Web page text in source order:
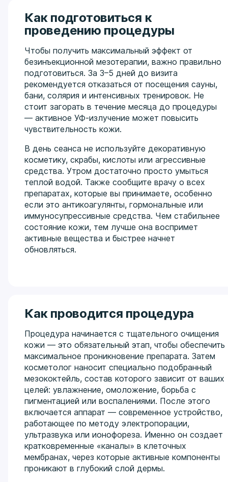
Как подготовиться к
проведению процедуры
Чтобы получить максимальный эффект от
безинъекционной мезотерапии, важно правильно
подготовиться. За 3–5 дней до визита
рекомендуется отказаться от посещения сауны,
бани, солярия и интенсивных тренировок. Не
стоит загорать в течение месяца до процедуры
— активное УФ-излучение может повысить
чувствительность кожи.
В день сеанса не используйте декоративную
косметику, скрабы, кислоты или агрессивные
средства. Утром достаточно просто умыться
теплой водой. Также сообщите врачу о всех
препаратах, которые вы принимаете, особенно
если это антикоагулянты, гормональные или
иммуносупрессивные средства. Чем стабильнее
состояние кожи, тем лучше она воспримет
активные вещества и быстрее начнет
обновляться.
Как проводится процедура
Процедура начинается с тщательного очищения
кожи — это обязательный этап, чтобы обеспечить
максимальное проникновение препарата. Затем
косметолог наносит специально подобранный
мезококтейль, состав которого зависит от ваших
целей: увлажнение, омоложение, борьба с
пигментацией или воспалениями. После этого
включается аппарат — современное устройство,
работающее по методу электропорации,
ультразвука или ионофореза. Именно он создает
кратковременные «каналы» в клеточных
мембранах, через которые активные компоненты
проникают в глубокий слой дермы.